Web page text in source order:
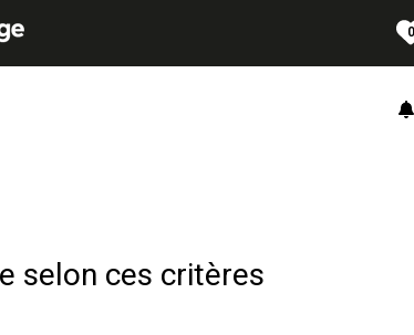
0
selon ces critères